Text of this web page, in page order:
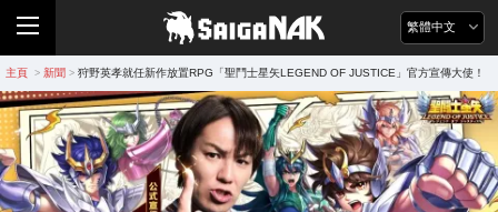
繁體中文
主頁 > 新聞 > 狩野英孝就任新作放置RPG「聖鬥士星矢LEGEND OF JUSTICE」官方宣傳大使！